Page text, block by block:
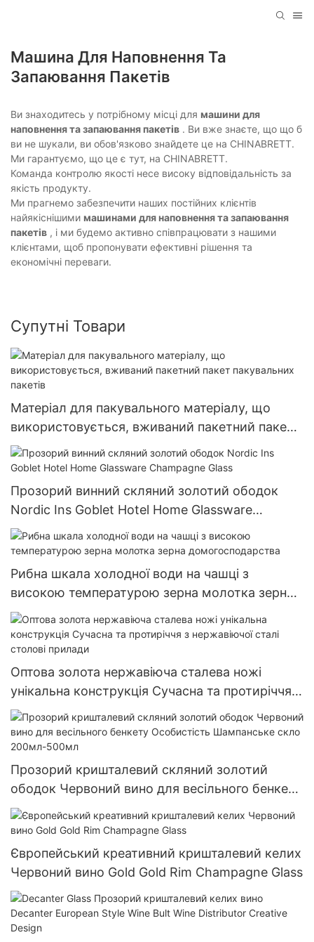
Машина Для Наповнення Та
Запаювання Пакетів
Ви знаходитесь у потрібному місці для машини для
наповнення та запаювання пакетів . Ви вже знаєте, що що б
ви не шукали, ви обов'язково знайдете це на CHINABRETT.
Ми гарантуємо, що це є тут, на CHINABRETT.
Команда контролю якості несе високу відповідальність за
якість продукту.
Ми прагнемо забезпечити наших постійних клієнтів
найякіснішими машинами для наповнення та запаювання
пакетів , і ми будемо активно співпрацювати з нашими
клієнтами, щоб пропонувати ефективні рішення та
економічні переваги.
Супутні Товари
Матеріал для пакувального матеріалу, що
використовується, вживаний пакетний пакет
пакувальних пакетів
Прозорий винний скляний золотий ободок
Nordic Ins Goblet Hotel Home Glassware
Champagne Glass
Рибна шкала холодної води на чашці з
високою температурою зерна молотка зерна
домогосподарства
Оптова золота нержавіюча сталева ножі
унікальна конструкція Сучасна та протиріччя з
нержавіючої сталі столові прилади
Прозорий кришталевий скляний золотий
ободок Червоний вино для весільного бенкету
Особистість Шампанське скло 200мл-500мл
Європейський креативний кришталевий келих
Червоний вино Gold Gold Rim Champagne Glass